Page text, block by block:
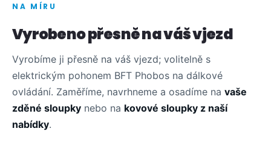
NA MÍRU
Vyrobeno přesně na váš vjezd
Vyrobíme ji přesně na váš vjezd; volitelně s
elektrickým pohonem BFT Phobos na dálkové
ovládání. Zaměříme, navrhneme a osadíme na vaše
zděné sloupky nebo na kovové sloupky z naší
nabídky.